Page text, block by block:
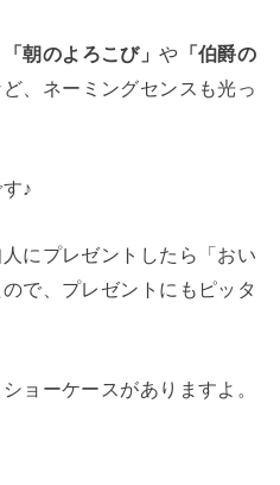
「朝のよろこび」や 「伯爵の
ど、ネーミングセンスも光っ
♪
にプレゼントしたら「おい
で、プレゼントにもピッタ
ョーケースがありますよ。